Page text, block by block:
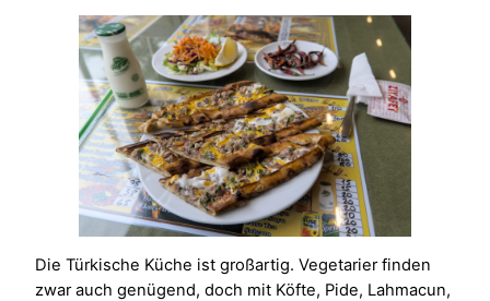
Die Türkische Küche ist großartig. Vegetarier finden
zwar auch genügend, doch mit Köfte, Pide, Lahmacun,